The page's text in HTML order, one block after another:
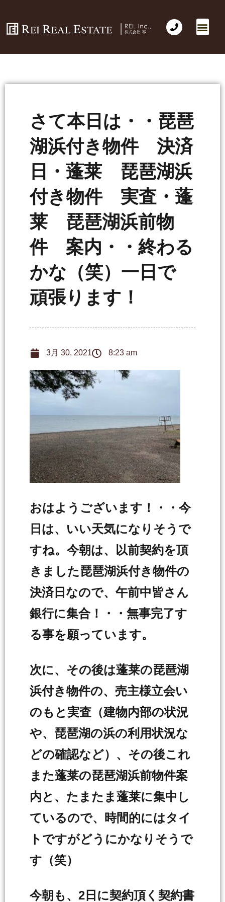
さて本日は・・琵琶
湖浜付き物件 決済
日・蓬莱 琵琶湖浜
付き物件 実査・蓬
莱 琵琶湖浜前物
件 案内・・終わる
かな（笑）一日で
頑張ります！
3月 30, 2021 8:23 am
おはようございます！・・今
日は、いい天気になりそうで
すね。今朝は、以前契約を頂
きました琵琶湖浜付き物件の
決済日なので、午前中皆さん
銀行に集合！・・無事完了す
る事を願っています。
次に、その後は蓬莱の琵琶湖
浜付き物件の、売主様立会い
のもと実査（建物内部の状況
や、琵琶湖の浜の利用状況な
どの確認など）、その後これ
また蓬莱の琵琶湖浜前物件案
内と、たまたま蓬莱に集中し
ているので、時間的にはタイ
トですがどうにかなりそうで
す（笑）
今朝も、2日に契約頂く契約書